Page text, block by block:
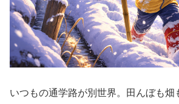
いつもの通学路が別世界。田んぼも畑